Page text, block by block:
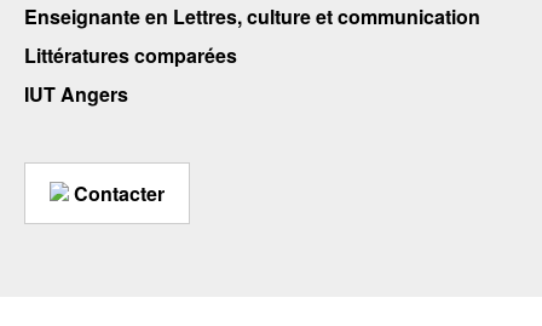
Enseignante en Lettres, culture et communication
Littératures comparées
IUT Angers
Contacter